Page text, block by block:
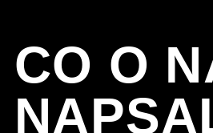
CO O
Čt, 20. 2. 2026